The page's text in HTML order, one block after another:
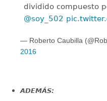
dividido compuesto
@soy_502
— Roberto Caubilla
2016
ADEMÁS: